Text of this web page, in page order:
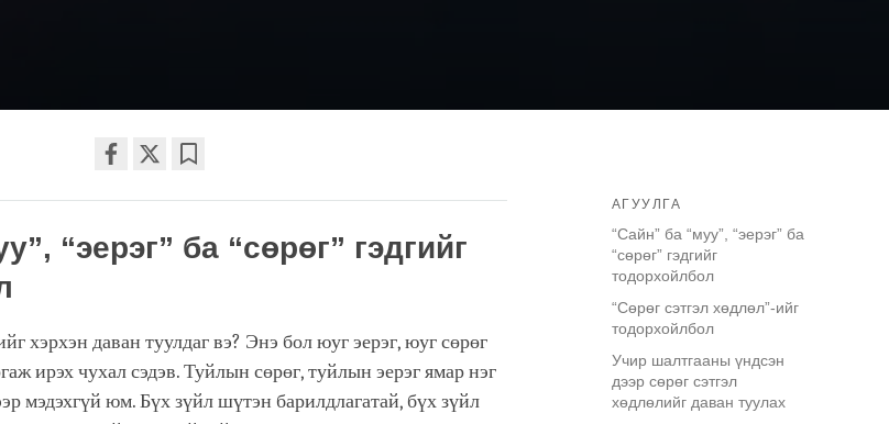
facebook
АГУУЛГА
“Сайн” ба “муу”, “эерэг” ба
“сөрөг” гэдгийг
тодорхойлбол
“Сөрөг сэтгэл хөдлөл”-ийг
тодорхойлбол
Учир шалтгааны үндсэн
дээр сөрөг сэтгэл
хөдлөлийг даван туулах
“эерэг” ба “сөрөг” гэдгийг
хэрхэн даван туулдаг вэ? Энэ бол юуг эерэг, юуг сөрөг
ирэх чухал сэдэв. Туйлын сөрөг, туйлын эерэг ямар нэг
мэдэхгүй юм. Бүх зүйл шүтэн барилдлагатай, бүх зүйл